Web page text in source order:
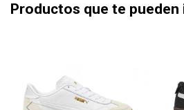
Productos que te